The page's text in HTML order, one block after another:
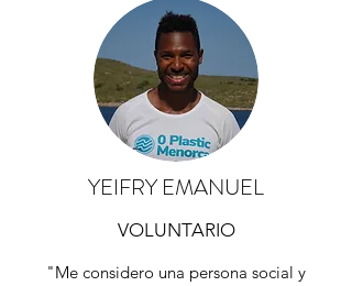
YEIFRY EMANUEL
VOLUNTARIO
"Me considero una persona social y